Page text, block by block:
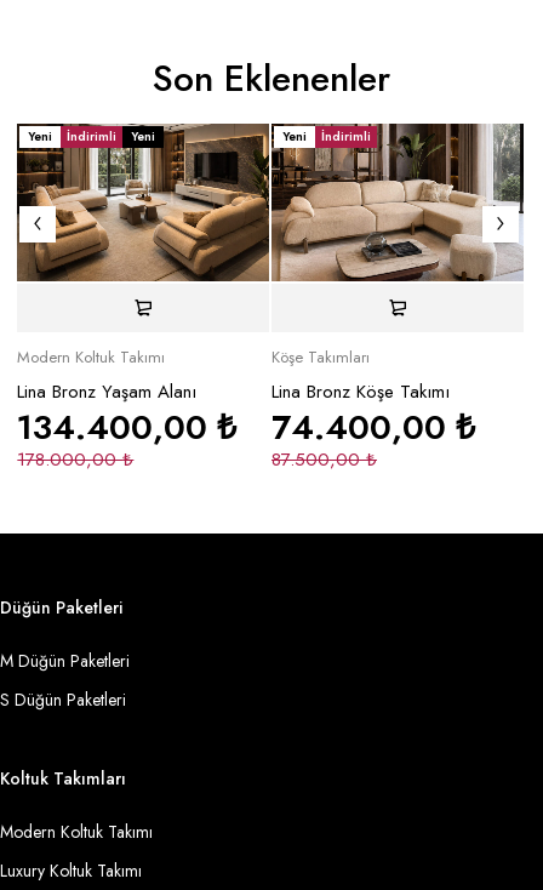
Son Eklenenler
Yeni İndirimli Yeni
Modern Koltuk Takımı
Lina Bronz Yaşam Alanı
178.000,00₺
134.400,00₺
Yeni İndirimli
Köşe Takımları
Lina Bronz Köşe Takımı
87.500,00₺
74.400,00₺
Düğün Paketleri
M Düğün Paketleri
S Düğün Paketleri
Koltuk Takımları
Modern Koltuk Takımı
Luxury Koltuk Takımı